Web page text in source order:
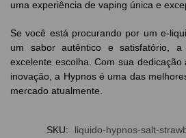
uma experiência de vaping única e
Se você está procurando por um e-
um sabor autêntico e satisfatório, a
excelente escolha. Com sua
inovação, a Hypnos é uma das
mercado atualmente.
SKU:
liquido-hypnos-salt-